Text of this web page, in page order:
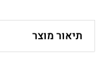
תיאור מוצר